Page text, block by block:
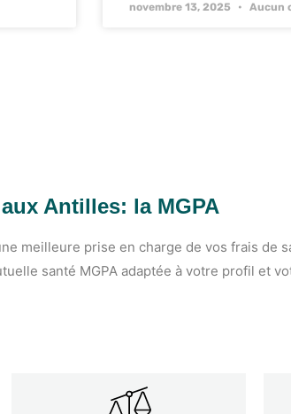
novembre 13, 2025 Aucun
Antilles: la MGPA
meilleure prise en charge de vos frais de
santé MGPA adaptée à votre profil et